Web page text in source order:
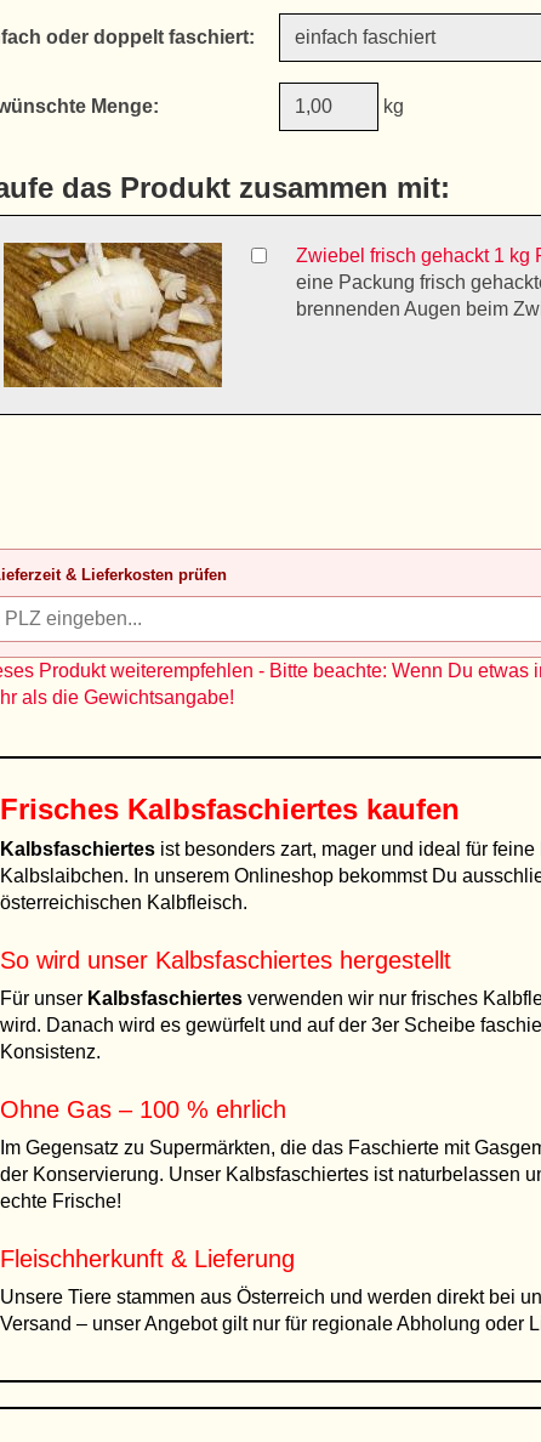
oder doppelt faschiert:
Menge: kg
das Produkt zusammen mit:
Zwiebel frisch gehackt 1 kg
eine Packung frisch
brennenden Augen beim
& Lieferkosten prüfen
Produkt weiterempfehlen - Bitte beachte: Wenn Du
als die Gewichtsangabe!
Frisches Kalbsfaschiertes kaufen
Kalbsfaschiertes ist besonders zart, mager und ideal für
Kalbslaibchen. In unserem Onlineshop bekommst Du
österreichischen Kalbfleisch.
So wird unser Kalbsfaschiertes hergestellt
Für unser Kalbsfaschiertes verwenden wir nur frisches
wird. Danach wird es gewürfelt und auf der 3er Scheibe
Konsistenz.
Ohne Gas – 100 % ehrlich
Im Gegensatz zu Supermärkten, die das Faschierte mit
der Konservierung. Unser Kalbsfaschiertes ist naturbelassen
echte Frische!
Fleischherkunft & Lieferung
Unsere Tiere stammen aus Österreich und werden direkt bei
Versand – unser Angebot gilt nur für regionale Abholung oder